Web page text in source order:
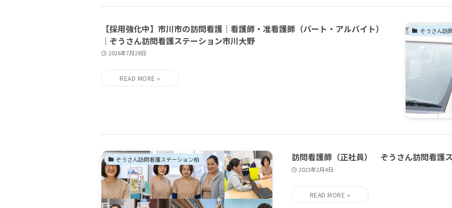
お知らせ
ぞうさん訪
【採用強化中】市川市の訪問看護｜看護師・准看護師（パート・アルバイト）
｜ぞうさん訪問看護ステーション市川大野
2026年7月28日
お知らせ
ぞうさん訪問看護ステーション柏 訪問看護師（正社員） ぞうさん訪問看護
2023年2月4日